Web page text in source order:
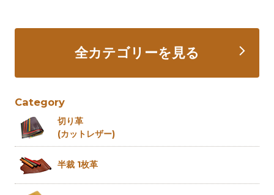
全カテゴリーを見る
Category
切り革
(カットレザー)
半裁 1枚革